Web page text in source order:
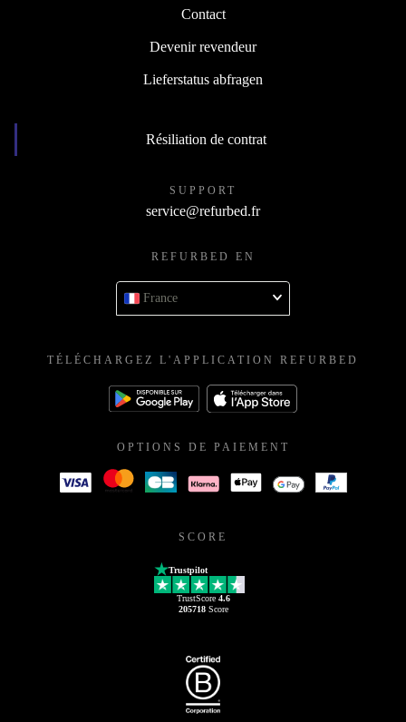
Contact
Devenir revendeur
Lieferstatus abfragen
Résiliation de contrat
SUPPORT
service@refurbed.fr
REFURBED EN
France
TÉLÉCHARGEZ L'APPLICATION REFURBED
OPTIONS DE PAIEMENT
SCORE
Trustpilot
TrustScore 4.6
205718Score